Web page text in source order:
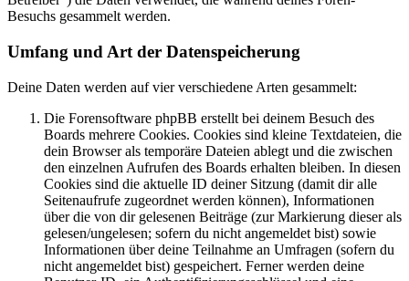
Besuchs gesammelt werden.
Umfang und Art der Datenspeicherung
Deine Daten werden auf vier verschiedene Arten gesammelt:
Die Forensoftware phpBB erstellt bei deinem Besuch des
Boards mehrere Cookies. Cookies sind kleine Textdateien, die
dein Browser als temporäre Dateien ablegt und die zwischen
den einzelnen Aufrufen des Boards erhalten bleiben. In diesen
Cookies sind die aktuelle ID deiner Sitzung (damit dir alle
Seitenaufrufe zugeordnet werden können), Informationen
über die von dir gelesenen Beiträge (zur Markierung dieser als
gelesen/ungelesen; sofern du nicht angemeldet bist) sowie
Informationen über deine Teilnahme an Umfragen (sofern du
nicht angemeldet bist) gespeichert. Ferner werden deine